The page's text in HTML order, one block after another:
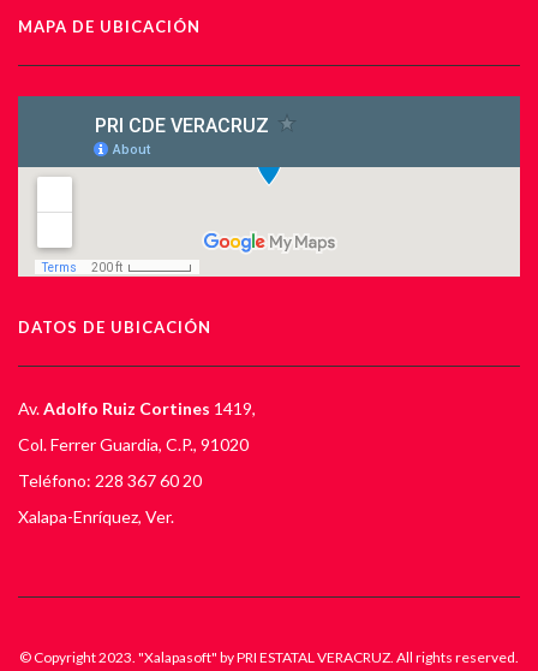
MAPA DE UBICACIÓN
DATOS DE UBICACIÓN
Av.Adolfo Ruiz Cortines 1419,
Col. Ferrer Guardia, C.P., 91020
Teléfono: 228 367 60 20
Xalapa-Enríquez, Ver.
© Copyright 2023. "Xalapasoft" by PRI ESTATAL VERACRUZ. All rights reserved.